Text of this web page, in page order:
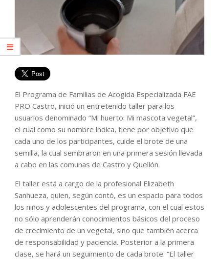
El Programa de Familias de Acogida Especializada FAE
PRO Castro, inició un entretenido taller para los
usuarios denominado “Mi huerto: Mi mascota vegetal”,
el cual como su nombre indica, tiene por objetivo que
cada uno de los participantes, cuide el brote de una
semilla, la cual sembraron en una primera sesión llevada
a cabo en las comunas de Castro y Quellón.
El taller está a cargo de la profesional Elizabeth
Sanhueza, quien, según contó, es un espacio para todos
los niños y adolescentes del programa, con el cual estos
no sólo aprenderán conocimientos básicos del proceso
de crecimiento de un vegetal, sino que también acerca
de responsabilidad y paciencia. Posterior a la primera
clase, se hará un seguimiento de cada brote. “El taller